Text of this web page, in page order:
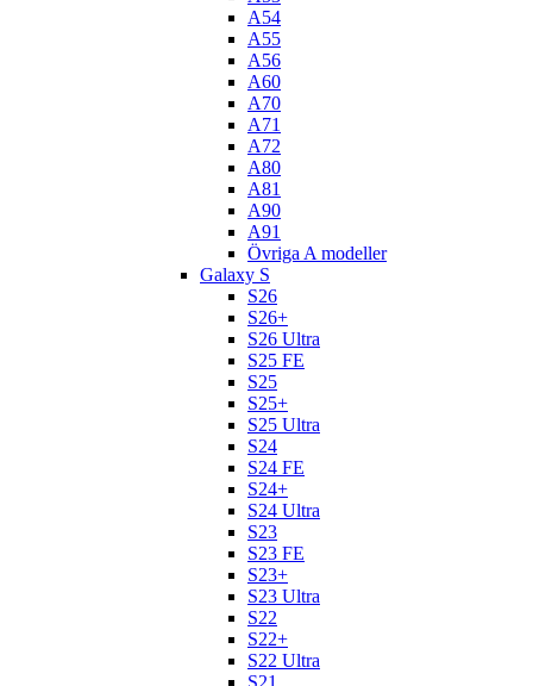
A54
A55
A56
A60
A70
A71
A72
A80
A81
A90
A91
Övriga A modeller
Galaxy S
S26
S26+
S26 Ultra
S25 FE
S25
S25+
S25 Ultra
S24
S24 FE
S24+
S24 Ultra
S23
S23 FE
S23+
S23 Ultra
S22
S22+
S22 Ultra
S21